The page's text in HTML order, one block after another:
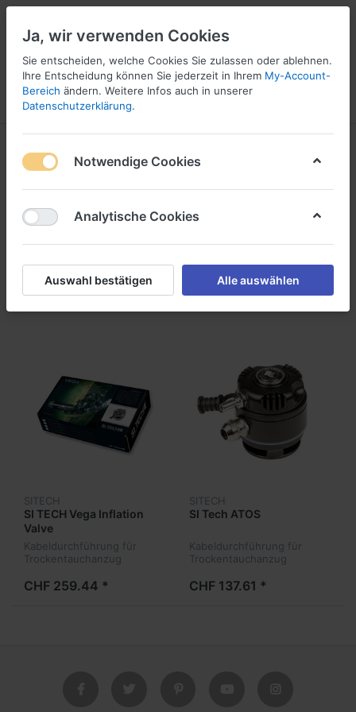
Menü Anmelden
16
SiTech
Ventile - Peevalve - Latex Manschetten -
Filtern Sortieren
SITECH
SI TECH Vega Inflation
Valve
Kabeldurchführung für
Trockentauchanzug
CHF 259.44 *
SITECH
SI Tech ATOS
Kabeldurchführung für
Trockentauchanzug
CHF 137.61 *
Ja, wir verwenden Cookies
Sie entscheiden, welche Cookies Sie zulassen oder ablehnen.
Ihre Entscheidung können Sie jederzeit in Ihrem My-Account-
Bereich ändern. Weitere Infos auch in unserer
Datenschutzerklärung.
Notwendige Cookies
Analytische Cookies
Auswahl bestätigen Alle auswählen